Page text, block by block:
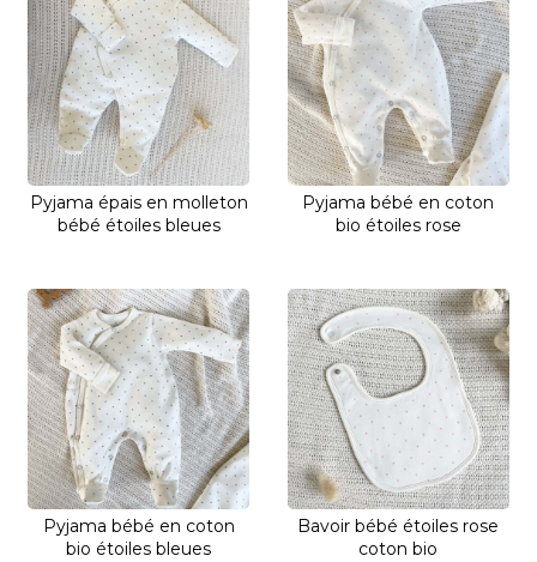
Pyjama épais en molleton
bébé étoiles bleues
Pyjama bébé en coton
bio étoiles rose
Pyjama bébé en coton
bio étoiles bleues
Bavoir bébé étoiles rose
coton bio